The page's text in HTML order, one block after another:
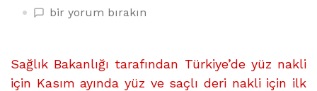
AKDENİZ
3
HASTANE
bir yorum bırakın
Sağlık Bakanlığı tarafından Türkiye’de yüz nakli
için Kasım ayında yüz ve saçlı deri nakli için ilk